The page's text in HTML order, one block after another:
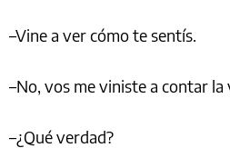
–Vine a ver cómo te sentís.
–No, vos me viniste a contar la
–¿Qué verdad?